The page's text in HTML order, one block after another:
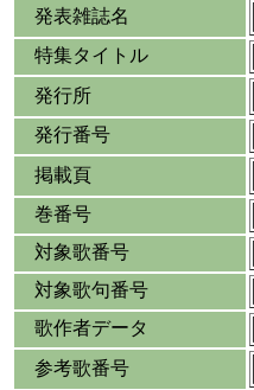
発表雑誌名
特集タイトル
発行所
発行番号
掲載頁
巻番号
対象歌番号
対象歌句番号
歌作者データ
参考歌番号